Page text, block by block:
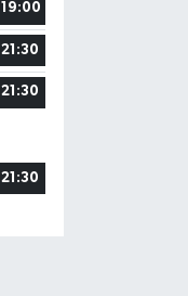
19:00
21:30
21:30
21:30